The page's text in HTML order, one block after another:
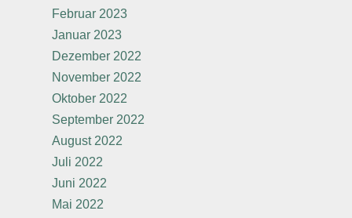
Februar 2023
Januar 2023
Dezember 2022
November 2022
Oktober 2022
September 2022
August 2022
Juli 2022
Juni 2022
Mai 2022